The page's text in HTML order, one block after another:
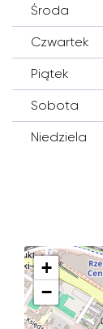
Środa
Czwartek
Piątek
Sobota
Niedziela
+
−